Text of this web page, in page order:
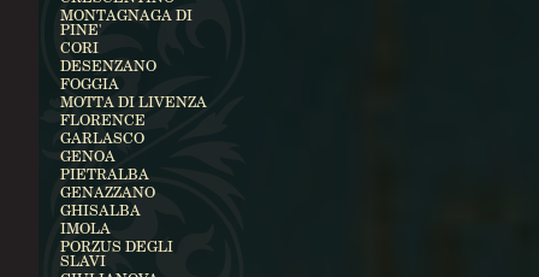
MONTAGNAGA DI
PINE'
CORI
DESENZANO
FOGGIA
MOTTA DI LIVENZA
FLORENCE
GARLASCO
GENOA
PIETRALBA
GENAZZANO
GHISALBA
IMOLA
PORZUS DEGLI
SLAVI